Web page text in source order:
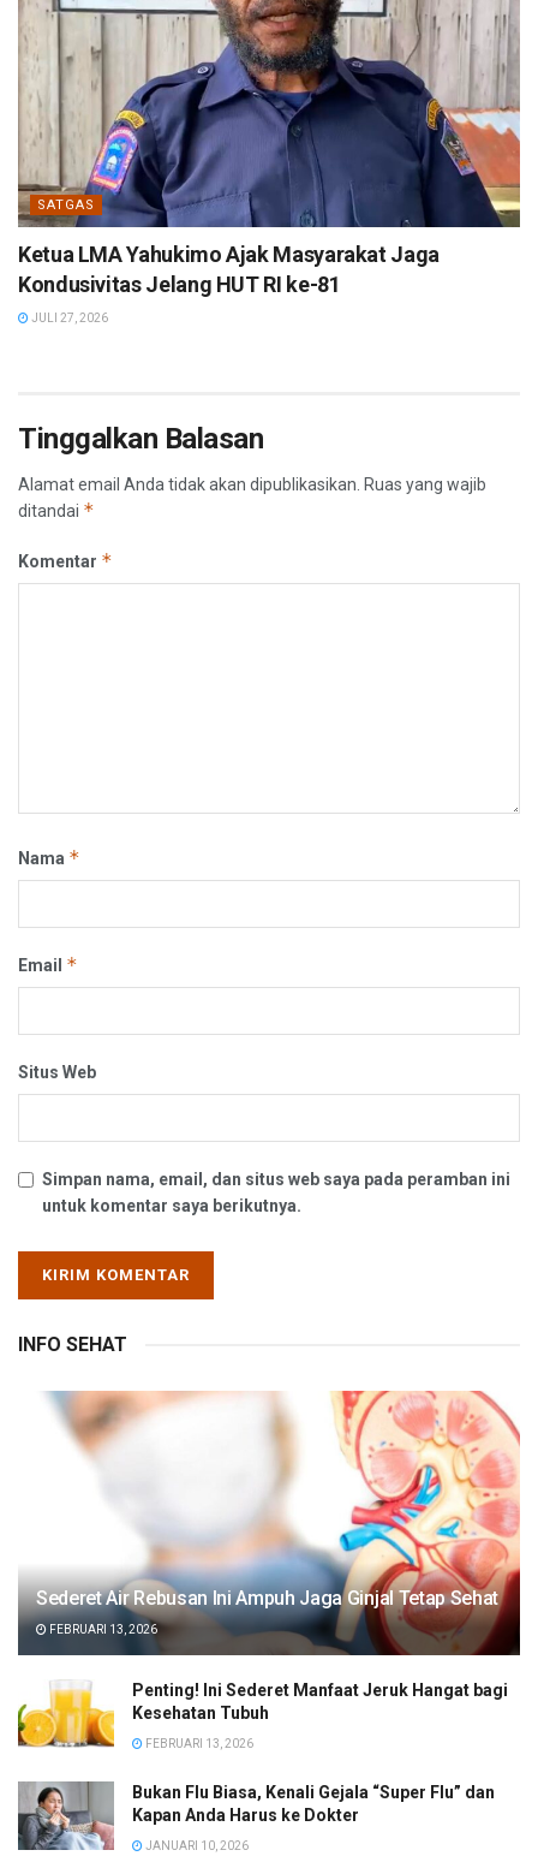
SATGAS
Ketua LMA Yahukimo Ajak Masyarakat Jaga
Kondusivitas Jelang HUT RI ke-81
JULI 27, 2026
Tinggalkan Balasan
Alamat email Anda tidak akan dipublikasikan. Ruas yang wajib
ditandai *
Komentar *
Nama *
Email *
Situs Web
Simpan nama, email, dan situs web saya pada peramban ini
untuk komentar saya berikutnya.
INFO SEHAT
Sederet Air Rebusan Ini Ampuh Jaga Ginjal Tetap Sehat
FEBRUARI 13, 2026
Penting! Ini Sederet Manfaat Jeruk Hangat bagi
Kesehatan Tubuh
FEBRUARI 13, 2026
Bukan Flu Biasa, Kenali Gejala “Super Flu” dan
Kapan Anda Harus ke Dokter
JANUARI 10, 2026